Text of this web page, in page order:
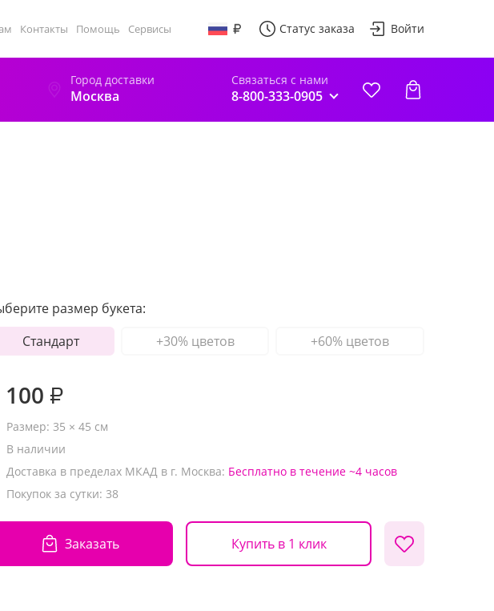
Контакты Помощь Сервисы Статус заказа Войти
Город доставки
Москва
Связаться с нами
8-800-333-0905
размер букета:
Стандарт
+30% цветов +60% цветов
100 ₽
Размер: 35 × 45 см
В наличии
Доставка в пределах МКАД в г. Москва: Бесплатно в течение ~4 часов
Покупок за сутки: 38
Заказать Купить в 1 клик